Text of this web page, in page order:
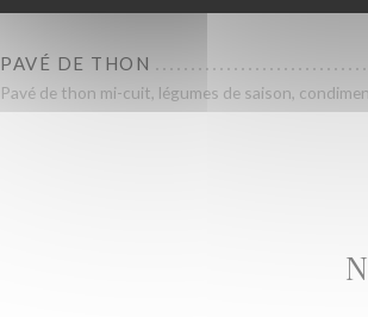
PAVÉ DE THON
Pavé de thon mi-cuit, légumes de saison,